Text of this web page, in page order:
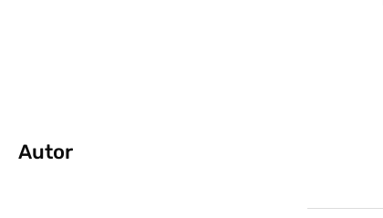
Autor